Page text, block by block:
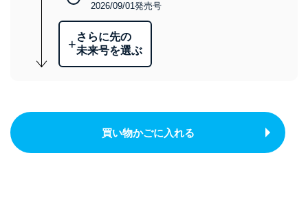
2026/09/01発売号
+さらに先の
未来号を選ぶ
買い物かごに入れる